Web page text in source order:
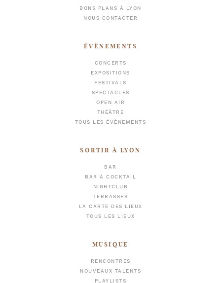
BONS PLANS À LYON
NOUS CONTACTER
ÉVÈNEMENTS
CONCERTS
EXPOSITIONS
FESTIVALS
SPECTACLES
OPEN AIR
THÉÂTRE
TOUS LES ÉVÈNEMENTS
SORTIR À LYON
BAR
BAR À COCKTAIL
NIGHTCLUB
TERRASSES
LA CARTE DES LIEUX
TOUS LES LIEUX
MUSIQUE
RENCONTRES
NOUVEAUX TALENTS
PLAYLISTS